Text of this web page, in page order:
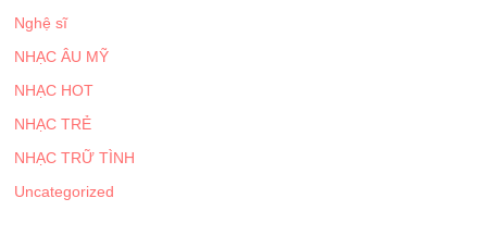
Nghệ sĩ
NHẠC ÂU MỸ
NHẠC HOT
NHẠC TRẺ
NHẠC TRỮ TÌNH
Uncategorized